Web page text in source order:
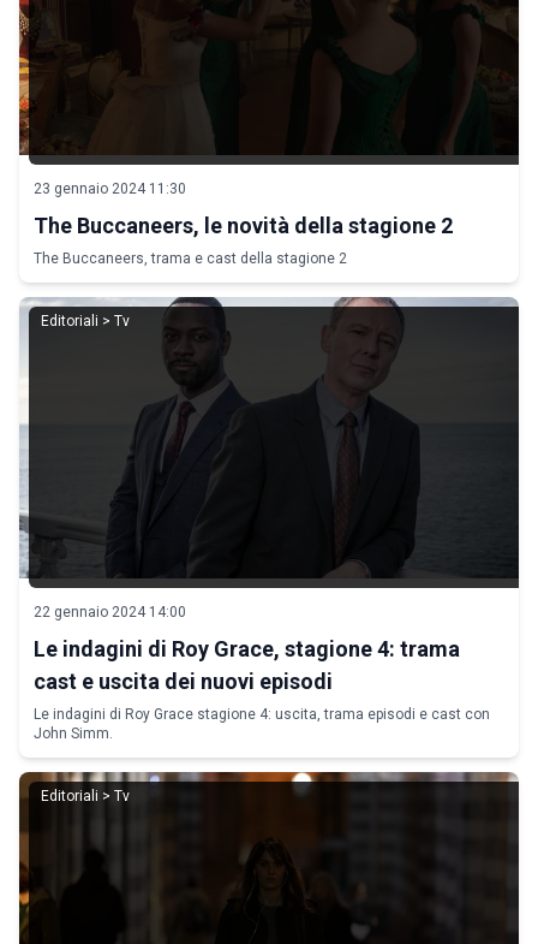
23 gennaio 2024 11:30
The Buccaneers, le novità della stagione 2
The Buccaneers, trama e cast della stagione 2
Editoriali > Tv
22 gennaio 2024 14:00
Le indagini di Roy Grace, stagione 4: trama
cast e uscita dei nuovi episodi
Le indagini di Roy Grace stagione 4: uscita, trama episodi e cast con
John Simm.
Editoriali > Tv